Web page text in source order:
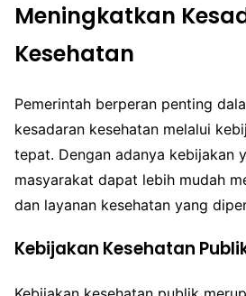
Meningkatkan
Kesehatan
Pemerintah berperan penting
kesadaran kesehatan melalui
tepat. Dengan adanya kebijakan
masyarakat dapat lebih mudah
dan layanan kesehatan yang
Kebijakan Kesehatan